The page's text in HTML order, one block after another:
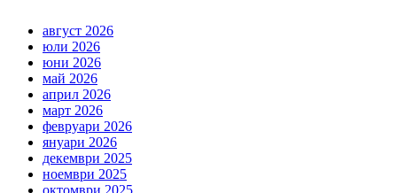
август 2026
юли 2026
юни 2026
май 2026
април 2026
март 2026
февруари 2026
януари 2026
декември 2025
ноември 2025
октомври 2025